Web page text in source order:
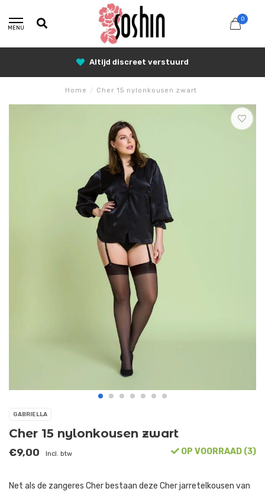
MENU
0
Altijd discreet verstuurd
Home / Cher 15 nylonkousen zwart
GABRIELLA
Cher 15 nylonkousen zwart
€9,00 Incl. btw OP VOORRAAD (3)
Net als de zangeres Cher bestaan deze Cher jarretelkousen van